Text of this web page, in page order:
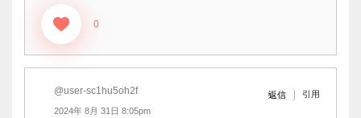
0
@user-sc1hu5oh2f
2024年 8月 31日 8:05pm
返信 引用